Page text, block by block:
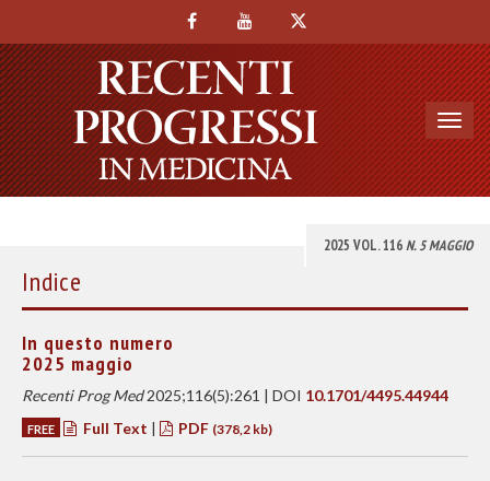
2025 VOL. 116N. 5 MAGGIO
Indice
In questo numero
2025 maggio
Recenti Prog Med2025;116(5):261 | DOI 10.1701/4495.44944
FREE Full Text | PDF (378,2 kb)